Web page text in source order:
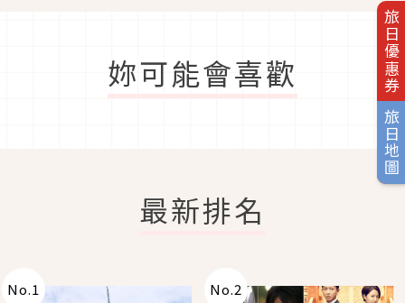
旅日優惠券
旅日地圖
妳可能會喜歡
最新排名
No.1 No.2